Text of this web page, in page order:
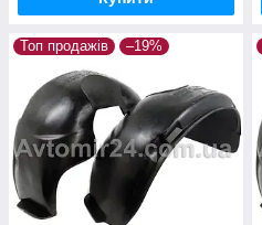
Топ продажів –19%